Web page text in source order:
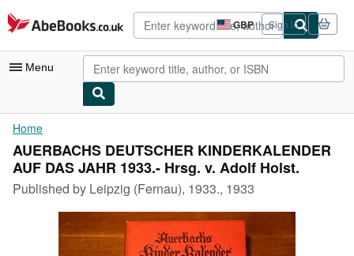
Skip to main content
AbeBooks.co.uk GBP
Site
shopping
preferences
Sign in
Menu
My Account
My Purchases
Advanced Search
Browse Collections
Rare Books
Home
AUERBACHS DEUTSCHER KINDERKALENDER
AUF DAS JAHR 1933.- Hrsg. v. Adolf Holst.
Published by Leipzig (Fernau), 1933., 1933